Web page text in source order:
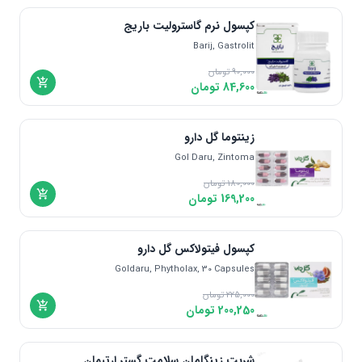
اندونزی | Indonesia
دانمارک | Denmark
مالزی | Malaysia
یونان | Greece
کپسول نرم گاسترولیت باریج
Barij, Gastrolit
90,000تومان
84,600 تومان
زینتوما گل دارو
Gol Daru, Zintoma
180,000تومان
169,200 تومان
کپسول فیتولاکس گل دارو
Goldaru, Phytholax, 30 Capsules
225,000تومان
200,250تومان